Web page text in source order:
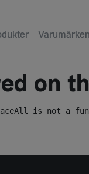
Varumärken
on
is not a